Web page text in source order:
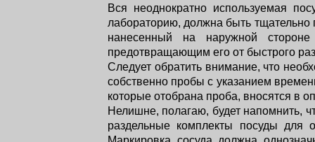
Вся неоднократно используемая
лабораторию, должна быть
нанесенный на наружной
предотвращающим его от быстрого
Следует обратить внимание, что
собственно пробы с указанием
которые отобрана проба, вносятся в
Нелишне, полагаю, будет напомнить,
раздельные комплекты посуды для